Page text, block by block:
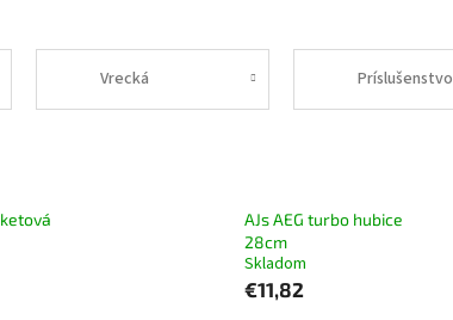
Vrecká Príslušenstvo
AJs AEG turbo hubice
28cm
Skladom
€11,82